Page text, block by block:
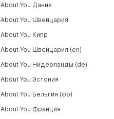
About You Дания
About You Швейцария
About You Кипр
About You Швейцария (en)
About You Нидерланды (de)
About You Эстония
About You Бельгия (фр)
About You Франция